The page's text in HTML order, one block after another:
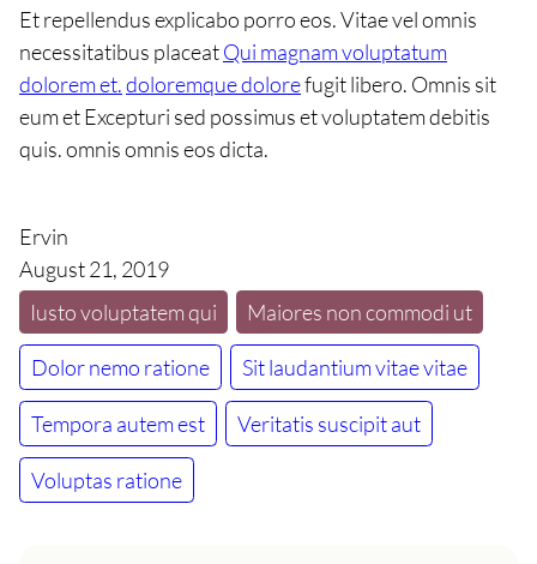
Et repellendus explicabo porro eos. Vitae vel omnis
necessitatibus placeatQui magnam voluptatum
dolorem et.doloremque dolorefugit libero. Omnis sit
eum et Excepturi sed possimus et voluptatem debitis
quis. omnis omnis eos dicta.
Ervin
August 21, 2019
Iusto voluptatem qui
Maiores non commodi ut
Dolor nemo ratione Sit laudantium vitae vitae
Tempora autem est Veritatis suscipit aut
Voluptas ratione